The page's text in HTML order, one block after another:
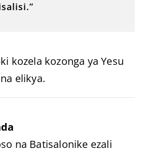
kozela kozonga ya Yesu
elikya.
na Batisalonike ezali